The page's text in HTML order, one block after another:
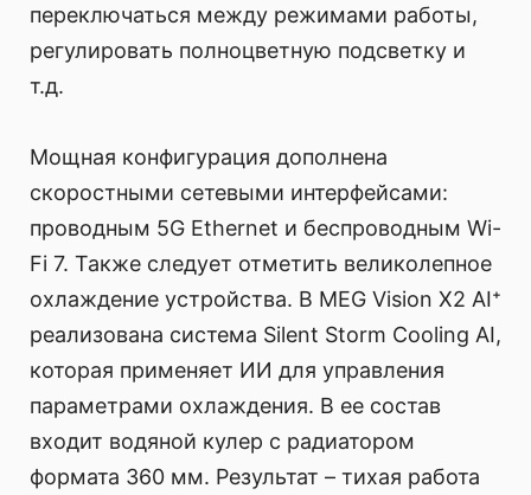
переключаться между режимами работы,
регулировать полноцветную подсветку и
т.д.
Мощная конфигурация дополнена
скоростными сетевыми интерфейсами:
проводным 5G Ethernet и беспроводным Wi-
Fi 7. Также следует отметить великолепное
охлаждение устройства. В MEG Vision X2 AI⁺
реализована система Silent Storm Cooling AI,
которая применяет ИИ для управления
параметрами охлаждения. В ее состав
входит водяной кулер с радиатором
формата 360 мм. Результат – тихая работа